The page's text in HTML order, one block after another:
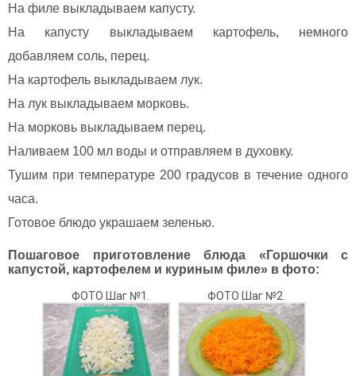
На филе выкладываем капусту.
На капусту выкладываем картофель, немного
добавляем соль, перец.
На картофель выкладываем лук.
На лук выкладываем морковь.
На морковь выкладываем перец.
Наливаем 100 мл воды и отправляем в духовку.
Тушим при температуре 200 градусов в течение одного
часа.
Готовое блюдо украшаем зеленью.
Пошаговое приготовление блюда «Горшочки с
капустой, картофелем и куриным филе» в фото:
ФОТО Шаг №1. ФОТО Шаг №2.